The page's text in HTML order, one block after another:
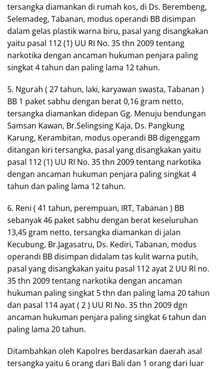
tersangka diamankan di rumah kos, di Ds. Berembeng,
Selemadeg, Tabanan, modus operandi BB disimpan
dalam gelas plastik warna biru, pasal yang disangkakan
yaitu pasal 112 (1) UU RI No. 35 thn 2009 tentang
narkotika dengan ancaman hukuman penjara paling
singkat 4 tahun dan paling lama 12 tahun.
5. Ngurah ( 27 tahun, laki, karyawan swasta, Tabanan )
BB 1 paket sabhu dengan berat 0,16 gram netto,
tersangka diamankan didepan Gg. Menuju bendungan
Samsan Kawan, Br.Selingsing Kaja, Ds. Pangkung
Karung, Kerambitan, modus operandi BB digenggam
ditangan kiri tersangka, pasal yang disangkakan yaitu
pasal 112 (1) UU RI No. 35 thn 2009 tentang narkotika
dengan ancaman hukuman penjara paling singkat 4
tahun dan paling lama 12 tahun.
6. Reni ( 41 tahun, perempuan, IRT, Tabanan ) BB
sebanyak 46 paket sabhu dengan berat keseluruhan
13,45 gram netto, tersangka diamankan di jalan
Kecubung, Br.Jagasatru, Ds. Kediri, Tabanan, modus
operandi BB disimpan didalam tas kulit warna putih,
pasal yang disangkakan yaitu pasal 112 ayat 2 UU RI no.
35 thn 2009 tentang narkotika dengan ancaman
hukuman paling singkat 5 thn dan paling lama 20 tahun
dan pasal 114 ayat ( 2 ) UU RI No. 35 thn 2009 dgn
ancaman hukuman penjara paling singkat 6 tahun dan
paling lama 20 tahun.
Ditambahkan oleh Kapolres berdasarkan daerah asal
tersangka yaitu 6 orang dari Bali dan 1 orang dari luar